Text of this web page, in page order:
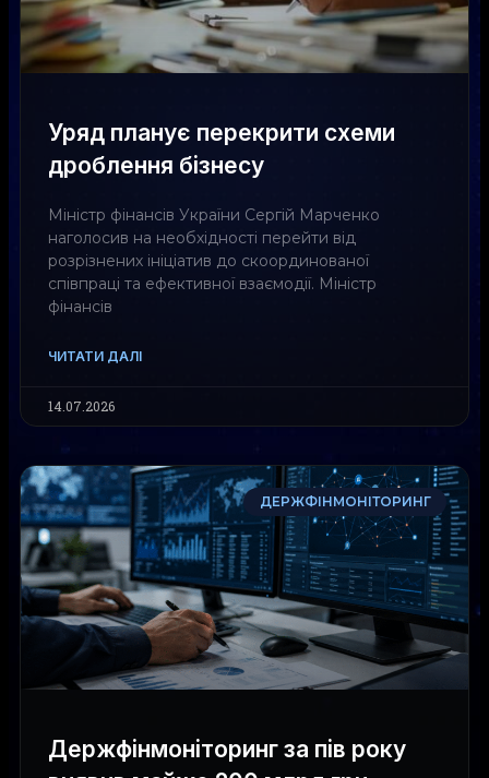
Уряд планує перекрити схеми
дроблення бізнесу
Міністр фінансів України Сергій Марченко
наголосив на необхідності перейти від
розрізнених ініціатив до скоординованої
співпраці та ефективної взаємодії. Міністр
фінансів
ЧИТАТИ ДАЛІ
14.07.2026
ДЕРЖФІНМОНІТОРИНГ
Держфінмоніторинг за пів року